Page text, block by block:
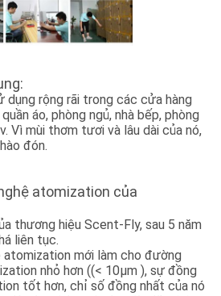
dụng rộng rãi trong các cửa hàng
áo, phòng ngủ, nhà bếp, phòng
Vì mùi thơm tươi và lâu dài của nó,
đón.
atomization của
thương hiệu Scent-Fly, sau 5 năm
liên tục.
mới làm cho đường
nhỏ hơn ((< 10μm ), sự đồng
tốt hơn, chỉ số đồng nhất của nó